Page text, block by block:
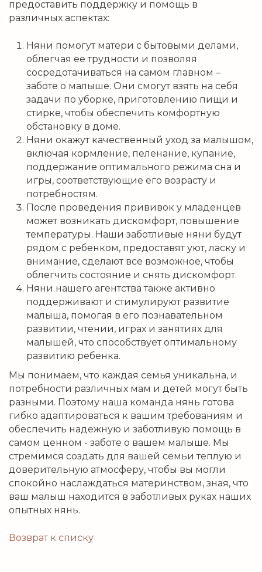
предоставить поддержку и помощь в
различных аспектах:
Няни помогут матери с бытовыми делами,
облегчая ее трудности и позволяя
сосредотачиваться на самом главном –
заботе о малыше. Они смогут взять на себя
задачи по уборке, приготовлению пищи и
стирке, чтобы обеспечить комфортную
обстановку в доме.
Няни окажут качественный уход за малышом,
включая кормление, пеленание, купание,
поддержание оптимального режима сна и
игры, соответствующие его возрасту и
потребностям.
После проведения прививок у младенцев
может возникать дискомфорт, повышение
температуры. Наши заботливые няни будут
рядом с ребенком, предоставят уют, ласку и
внимание, сделают все возможное, чтобы
облегчить состояние и снять дискомфорт.
Няни нашего агентства также активно
поддерживают и стимулируют развитие
малыша, помогая в его познавательном
развитии, чтении, играх и занятиях для
малышей, что способствует оптимальному
развитию ребенка.
Мы понимаем, что каждая семья уникальна, и
потребности различных мам и детей могут быть
разными. Поэтому наша команда нянь готова
гибко адаптироваться к вашим требованиям и
обеспечить надежную и заботливую помощь в
самом ценном - заботе о вашем малыше. Мы
стремимся создать для вашей семьи теплую и
доверительную атмосферу, чтобы вы могли
спокойно наслаждаться материнством, зная, что
ваш малыш находится в заботливых руках наших
опытных нянь.
Возврат к списку